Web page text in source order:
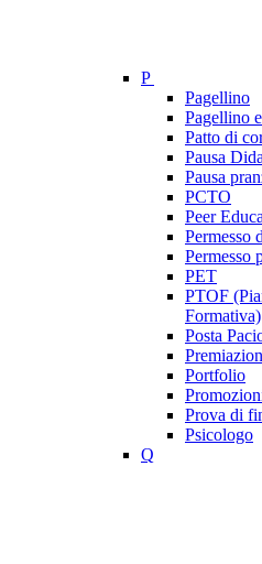
P
Pagellino
Pagellino
Patto di
Pausa
Pausa
PCTO
Peer
Permesso
Permesso
PET
PTOF
Formativa)
Posta
Portfolio
Prova di
Psicologo
Q